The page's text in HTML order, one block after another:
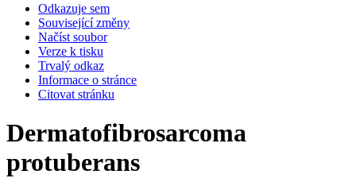
Odkazuje sem
Související změny
Načíst soubor
Verze k tisku
Trvalý odkaz
Informace o stránce
Citovat stránku
Dermatofibrosarcoma
protuberans